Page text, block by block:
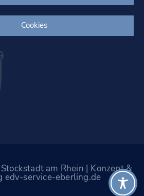
Cookies
am Rhein | Konzept &
edv-service-eberling.de